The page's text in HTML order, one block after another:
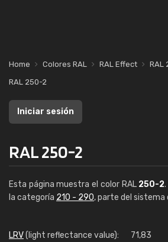
Home Colores RAL RAL Effect
RAL
RAL 250-2
Iniciar sesión
RAL 250-2
Esta página muestra el color RAL 250-2
la categoría 210 - 290, parte del sistema
LRV(light reflectance value): 71,83